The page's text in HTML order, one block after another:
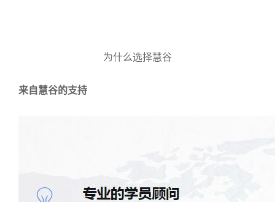
为什么选择慧谷
来自慧谷的支持